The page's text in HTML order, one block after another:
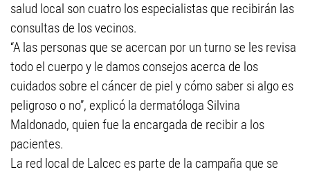
salud local son cuatro los especialistas que recibirán las
consultas de los vecinos.
“A las personas que se acercan por un turno se les revisa
todo el cuerpo y le damos consejos acerca de los
cuidados sobre el cáncer de piel y cómo saber si algo es
peligroso o no”, explicó la dermatóloga Silvina
Maldonado, quien fue la encargada de recibir a los
pacientes.
La red local de Lalcec es parte de la campaña que se